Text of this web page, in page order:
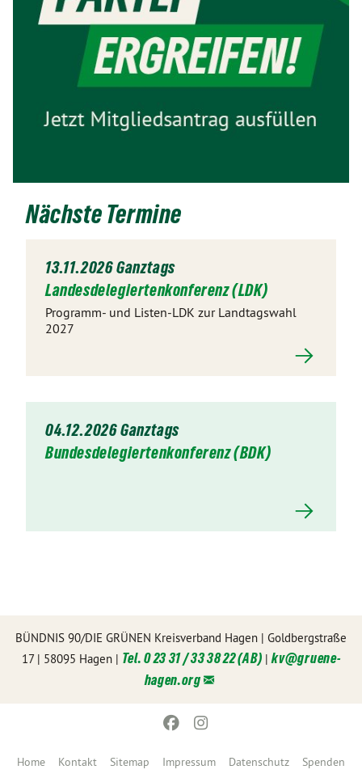
Home Kontakt Sitemap Impressum Datenschutz Spenden
Nächste Termine
13.11.2026 Ganztags
Landesdelegiertenkonferenz (LDK)
Programm- und Listen-LDK zur Landtagswahl
2027
04.12.2026 Ganztags
Bundesdelegiertenkonferenz (BDK)
BÜNDNIS 90/DIE GRÜNEN Kreisverband Hagen | Goldbergstraße
17 | 58095 Hagen | Tel. 0 23 31 / 33 38 22 (AB) |kv@gruene-
hagen.org